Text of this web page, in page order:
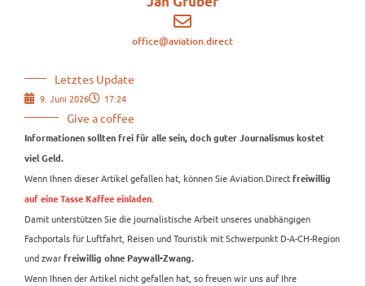
office@aviation.direct
Letztes Update
9. Juni 2026 17:24
Give a coffee
Informationen sollten frei für alle sein, doch guter Journalismus kostet
viel Geld.
Wenn Ihnen dieser Artikel gefallen hat, können Sie Aviation.Direct freiwillig
auf eine Tasse Kaffee einladen
Damit unterstützen Sie die journalistische Arbeit unseres unabhängigen
Fachportals für Luftfahrt, Reisen und Touristik mit Schwerpunkt D-A-CH-Region
und zwar freiwillig ohne Paywall-Zwang.
Wenn Ihnen der Artikel nicht gefallen hat, so freuen wir uns auf Ihre